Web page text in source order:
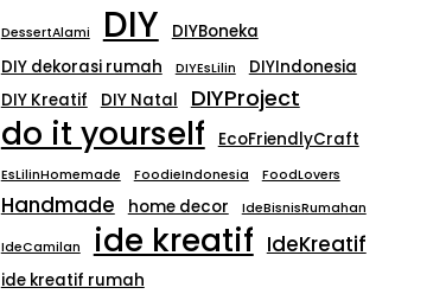
DessertAlami DIY
DIYBoneka
DIY dekorasi rumah
DIYEsLilin
DIYIndonesia
DIY Kreatif
DIY Natal DIYProject
do it yourself EcoFriendlyCraft
EsLilinHomemade FoodieIndonesia FoodLovers
Handmade home decor IdeBisnisRumahan
IdeCamilan ide kreatif IdeKreatif
ide kreatif rumah